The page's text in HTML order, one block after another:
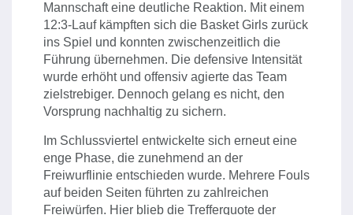
Mannschaft eine deutliche Reaktion. Mit einem
12:3-Lauf kämpften sich die Basket Girls zurück
ins Spiel und konnten zwischenzeitlich die
Führung übernehmen. Die defensive Intensität
wurde erhöht und offensiv agierte das Team
zielstrebiger. Dennoch gelang es nicht, den
Vorsprung nachhaltig zu sichern.
Im Schlussviertel entwickelte sich erneut eine
enge Phase, die zunehmend an der
Freiwurflinie entschieden wurde. Mehrere Fouls
auf beiden Seiten führten zu zahlreichen
Freiwürfen. Hier blieb die Trefferquote der